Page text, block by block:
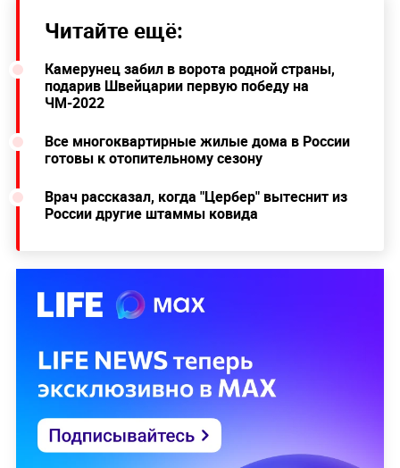
Читайте ещё:
Камерунец забил в ворота родной страны,
подарив Швейцарии первую победу на
ЧМ-2022
Все многоквартирные жилые дома в России
готовы к отопительному сезону
Врач рассказал, когда "Цербер" вытеснит из
России другие штаммы ковида